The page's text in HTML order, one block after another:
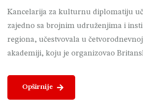
Kancelarija za kulturnu diplomatiju
zajedno sa brojnim udruženjima i
regiona, učestvovala u
akademiji, koju je organizovao
Opširnije